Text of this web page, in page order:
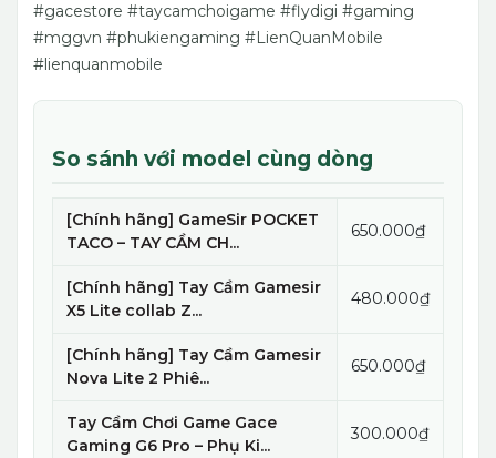
#gacestore #taycamchoigame #flydigi #gaming
#mggvn #phukiengaming #LienQuanMobile
#lienquanmobile
So sánh với model cùng dòng
[Chính hãng] GameSir POCKET
TACO – TAY CẦM CH...
650.000₫
[Chính hãng] Tay Cầm Gamesir
X5 Lite collab Z...
480.000₫
[Chính hãng] Tay Cầm Gamesir
Nova Lite 2 Phiê...
650.000₫
Tay Cầm Chơi Game Gace
Gaming G6 Pro – Phụ Ki...
300.000₫